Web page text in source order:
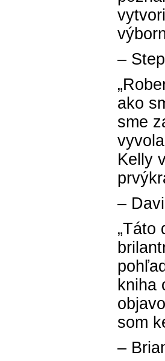
–
ako
sme
Kelly
–
„Táto
kniha
som
–